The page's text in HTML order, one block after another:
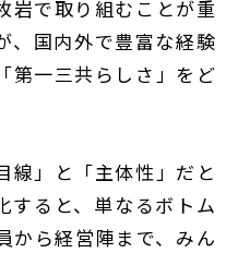
岩で取り組むことが重
、国内外で豊富な経験
第一三共らしさ」をど
線」と「主体性」だと
すると、単なるボトム
から経営陣まで、みん